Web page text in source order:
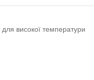
високої температури